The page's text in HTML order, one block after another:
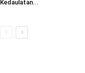
Kedaulatan...